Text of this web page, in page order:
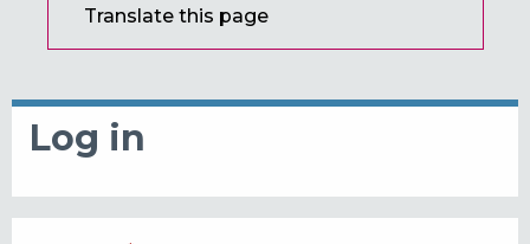
Translate this page
Log in